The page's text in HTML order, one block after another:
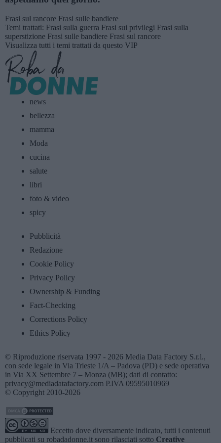
Frasi sul rancore Frasi sulle bandiere
Temi trattati: Frasi sulla guerra Frasi sui privilegi Frasi sulla
superstizione Frasi sulle bandiere Frasi sul rancore
Visualizza tutti i temi trattati da questo VIP
news
bellezza
mamma
Moda
cucina
salute
libri
foto & video
spicy
Pubblicità
Redazione
Cookie Policy
Privacy Policy
Ownership & Funding
Fact-Checking
Corrections Policy
Ethics Policy
© Riproduzione riservata 1997 - 2026 Media Data Factory S.r.l.,
con sede legale in Via Trieste 1/A – Padova (PD) e sede operativa
in Via XX Settembre 7 – Monza (MB); dati di contatto:
privacy@mediadatafactory.com P.IVA 09595010969
© Copyright 2010-2026
Eccetto dove diversamente indicato, tutti i contenuti
pubblicati su robadadonne.it sono rilasciati sotto Creative